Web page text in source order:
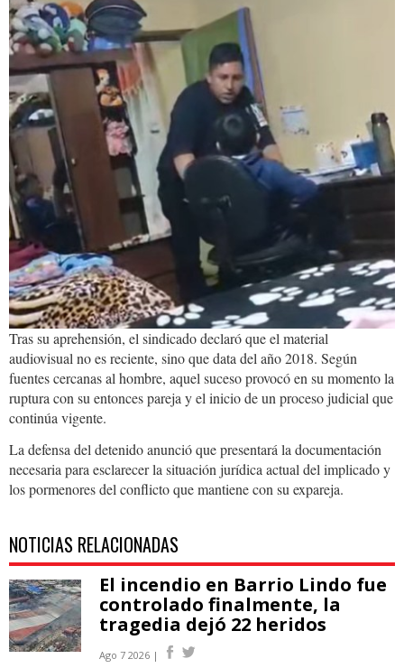
Tras su aprehensión, el sindicado declaró que el material
audiovisual no es reciente, sino que data del año 2018. Según
fuentes cercanas al hombre, aquel suceso provocó en su momento la
ruptura con su entonces pareja y el inicio de un proceso judicial que
continúa vigente.
La defensa del detenido anunció que presentará la documentación
necesaria para esclarecer la situación jurídica actual del implicado y
los pormenores del conflicto que mantiene con su expareja.
NOTICIAS RELACIONADAS
El incendio en Barrio Lindo fue
controlado finalmente, la
tragedia dejó 22 heridos
Ago 7 2026 |